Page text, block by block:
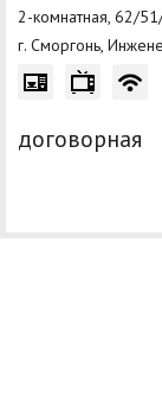
2-комнатная, 62/
г. Сморгонь,
договорная